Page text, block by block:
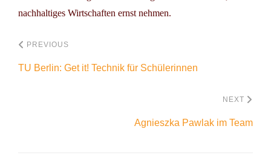
nachhaltiges Wirtschaften ernst nehmen.
PREVIOUS
TU Berlin: Get it! Technik für Schülerinnen
NEXT
Agnieszka Pawlak im Team